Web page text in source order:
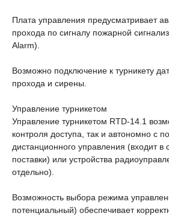
Плата управления предусматривает
прохода по сигналу пожарной
Alarm).
Возможно подключение к турникету
прохода и сирены.
Управление турникетом
Управление турникетом RTD-14.1
контроля доступа, так и автономно с
дистанционного управления (входит в
поставки) или устройства
отдельно).
Возможность выбора режима
потенциальный) обеспечивает